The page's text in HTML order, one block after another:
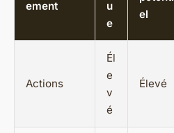
ement
u
e
el
Actions
Él
e
v
é
Élevé